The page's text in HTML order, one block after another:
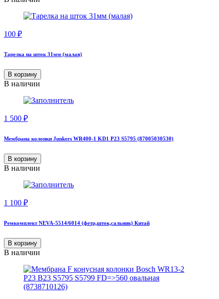
100 ₽
Тарелка на шток 31мм (малая)
В корзину
В наличии
1 500 ₽
Мембрана колонки Junkers WR400-1 KD1 P23 S5795 (87005030530)
В корзину
В наличии
1 100 ₽
Ремкомплект NEVA-5514/6014 (фетр,шток,сальник) Китай
В корзину
В наличии